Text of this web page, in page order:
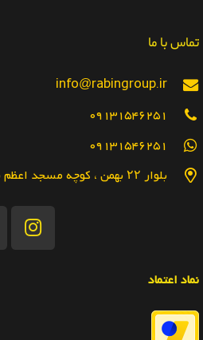
تماس با ما
info@rabingroup.ir
09131546251
09131546251
بلوار ۲۲ بهمن ، کوچه مسجد اعظم بن بست ششم
نماد اعتماد